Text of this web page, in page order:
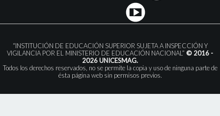
“INSTITUCIÓN DE EDUCACIÓN SUPERIOR SUJETA A INSPECCIÓN Y
VIGILANCIA POR EL MINISTERIO DE EDUCACIÓN NACIONAL” © 2016 -
2026 UNICESMAG.
Todos los derechos reservados, no se permite la copia y uso de ninguna parte de
ésta página web sin permisos previos.